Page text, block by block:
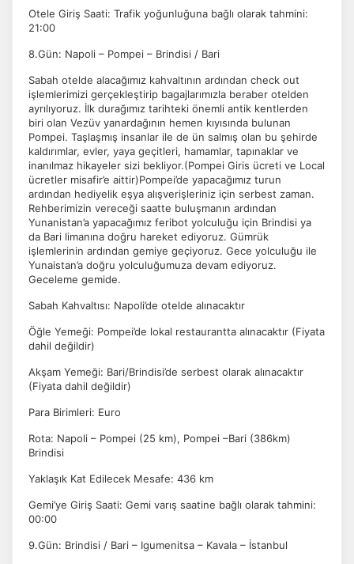
Otele Giriş Saati: Trafik yoğunluğuna bağlı olarak tahmini:
21:00
8.Gün: Napoli – Pompei – Brindisi / Bari
Sabah otelde alacağımız kahvaltının ardından check out
işlemlerimizi gerçekleştirip bagajlarımızla beraber otelden
ayrılıyoruz. İlk durağımız tarihteki önemli antik kentlerden
biri olan Vezüv yanardağının hemen kıyısında bulunan
Pompei. Taşlaşmış insanlar ile de ün salmış olan bu şehirde
kaldırımlar, evler, yaya geçitleri, hamamlar, tapınaklar ve
inanılmaz hikayeler sizi bekliyor.(Pompei Giris ücreti ve Local
ücretler misafir’e aittir)Pompei’de yapacağımız turun
ardından hediyelik eşya alışverişleriniz için serbest zaman.
Rehberimizin vereceği saatte buluşmanın ardından
Yunanistan’a yapacağımız feribot yolculuğu için Brindisi ya
da Bari limanına doğru hareket ediyoruz. Gümrük
işlemlerinin ardından gemiye geçiyoruz. Gece yolculuğu ile
Yunaistan’a doğru yolculuğumuza devam ediyoruz.
Geceleme gemide.
Sabah Kahvaltısı: Napoli’de otelde alınacaktır
Öğle Yemeği: Pompei’de lokal restaurantta alınacaktır (Fiyata
dahil değildir)
Akşam Yemeği: Bari/Brindisi’de serbest olarak alınacaktır
(Fiyata dahil değildir)
Para Birimleri: Euro
Rota: Napoli – Pompei (25 km), Pompei –Bari (386km)
Brindisi
Yaklaşık Kat Edilecek Mesafe: 436 km
Gemi’ye Giriş Saati: Gemi varış saatine bağlı olarak tahmini:
00:00
9.Gün: Brindisi / Bari – Igumenitsa – Kavala – İstanbul